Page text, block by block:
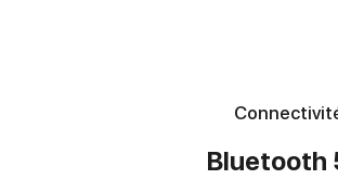
Bluetooth